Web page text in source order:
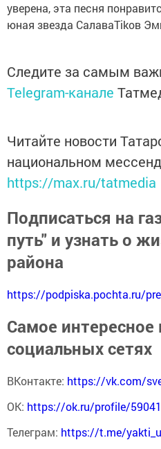
уверена, эта песня
юная звезда СалаваTikов
Следите за самым
Telegram-канале
Читайте новости
национальном
https://max.ru/tatmedia
Подписаться на
путь" и узнать о
района
https://podpiska.pochta.ru/
Самое
социальных сетях
ВКонтакте: https://vk.com/
ОК: https://ok.ru/profile/
Телеграм: https://t.me/